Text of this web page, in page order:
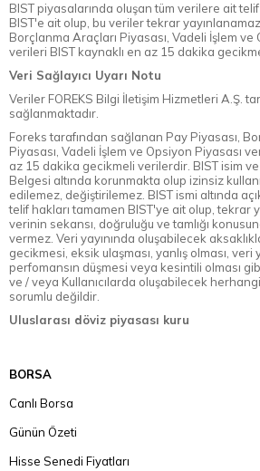
BIST piyasalarında oluşan tüm verilere ait
BIST'e ait olup, bu veriler tekrar
Borçlanma Araçları Piyasası, Vadeli İşlem ve
verileri BIST kaynaklı en az 15 dakika
Veri Sağlayıcı Uyarı Notu
Veriler FOREKS Bilgi İletişim Hizmetleri A.Ş.
sağlanmaktadır.
Foreks tarafından sağlanan Pay Piyasası,
Piyasası, Vadeli İşlem ve Opsiyon Piyasası
az 15 dakika gecikmeli verilerdir. BIST isim
Belgesi altında korunmakta olup izinsiz
edilemez, değiştirilemez. BIST ismi altında
telif hakları tamamen BIST'ye ait olup, tekrar
verinin sekansı, doğruluğu ve tamlığı
vermez. Veri yayınında oluşabilecek
gecikmesi, eksik ulaşması, yanlış olması, veri
perfomansın düşmesi veya kesintili olması
ve / veya Kullanıcılarda oluşabilecek
sorumlu değildir.
Uluslarası döviz piyasası kuru
BORSA
Canlı Borsa
Günün Özeti
Hisse Senedi Fiyatları